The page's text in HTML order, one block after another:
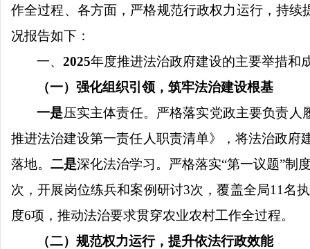
作全过程、各方面，严格规范行政权力运行，持
况报告如下 ：
一、2025年度推进法治政府建设的主要举措和
（一）强化组织引领，筑牢法治建设根基
一是压实主体责任。严格落实党政主要负责
推进法治建设第一责任人职责清单》，将法治政
落地。二是深化法治学习。 严格落实“第一议题”制
次，开展岗位练兵和案例研讨3次，覆盖全局11名
度6项，推动法治要求贯穿农业农村工作全过程。
（二）规范权力运行，提升依法行政效能